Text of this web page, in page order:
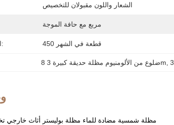
الشعار واللون مقبولان للتخصيص
مربع مع حافة الموجة
القدرة على العرض: 450 قطعة في الشهر
8 ضلوع من الألومنيوم مظلة حديقة كبيرة 3m ,
مظلة شمسية مضادة للماء مظلة بوليستر أثاث خارجي